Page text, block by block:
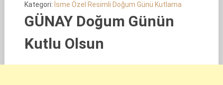
Kategori: İsme Özel Resimli Doğum Günü Kutlama
GÜNAY Doğum Günün
Kutlu Olsun